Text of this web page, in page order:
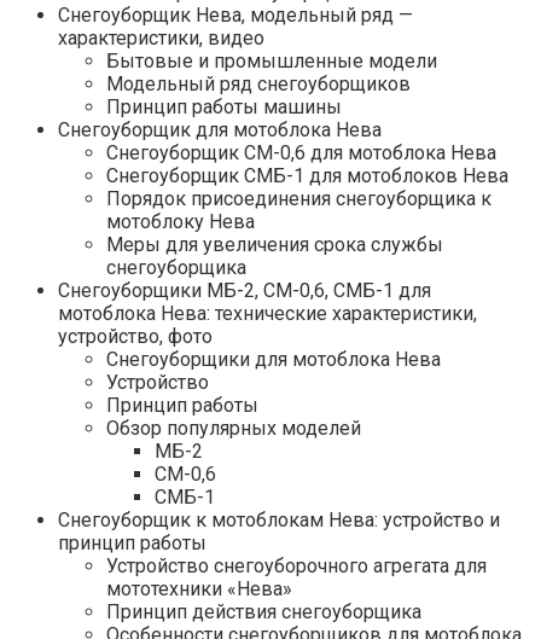
Снегоуборщик Нева, модельный ряд —
характеристики, видео
Бытовые и промышленные модели
Модельный ряд снегоуборщиков
Принцип работы машины
Снегоуборщик для мотоблока Нева
Снегоуборщик СМ-0,6 для мотоблока Нева
Снегоуборщик СМБ-1 для мотоблоков Нева
Порядок присоединения снегоуборщика к
мотоблоку Нева
Меры для увеличения срока службы
снегоуборщика
Снегоуборщики МБ-2, СМ-0,6, СМБ-1 для
мотоблока Нева: технические характеристики,
устройство, фото
Снегоуборщики для мотоблока Нева
Устройство
Принцип работы
Обзор популярных моделей
МБ-2
СМ-0,6
СМБ-1
Снегоуборщик к мотоблокам Нева: устройство и
принцип работы
Устройство снегоуборочного агрегата для
мототехники «Нева»
Принцип действия снегоуборщика